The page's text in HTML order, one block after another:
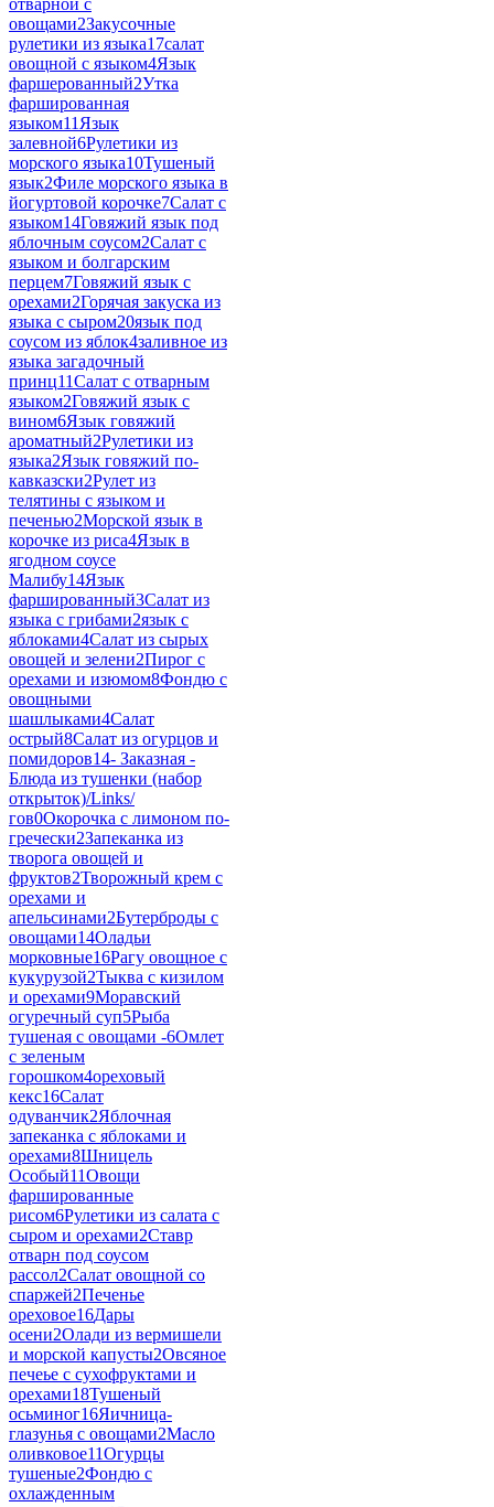
овощами2Закусочные
рулетики из языка17салат
овощной с языком4Язык
фаршерованный2Утка
фаршированная
языком11 Язык
залевной6Рулетики из
морского языка10Тушеный
язык2Филе морского языка в
йогуртовой корочке7Салат с
языком14Говяжий язык под
яблочным соусом2Салат с
языком и болгарским
перцем7Говяжий язык с
орехами2Горячая закуска из
языка с сыром20язык под
соусом из яблок4заливное из
языка загадочный
принц11Салат с отварным
языком2Говяжий язык с
вином6Язык говяжий
ароматный2Рулетики из
языка2Язык говяжий по-
кавказски2Рулет из
телятины с языком и
печенью2Морской язык в
корочке из риса4Язык в
ягодном соусе
Малибу14Язык
фаршированный3Салат из
языка с грибами2язык с
яблоками4Салат из сырых
овощей и зелени2Пирог с
орехами и изюмом8Фондю с
овощными
шашлыками4Салат
острый8Салат из огурцов и
помидоров14- Заказная -
Блюда из тушенки (набор
открыток)/Links/
гов0Окорочка с лимоном по-
гречески2Запеканка из
творога овощей и
фруктов2Творожный крем с
орехами и
апельсинами2Бутерброды с
овощами14Оладьи
морковные16Рагу овощное с
кукурузой2Тыква с кизилом
и орехами9Моравский
огуречный суп5Рыба
тушеная с овощами -6Омлет
с зеленым
горошком4ореховый
кекс16Салат
одуванчик2Яблочная
запеканка с яблоками и
орехами8Шницель
Особый11Овощи
фаршированные
рисом6Рулетики из салата с
сыром и орехами2Ставр
отварн под соусом
рассол2Салат овощной со
спаржей2Печенье
ореховое16Дары
осени2Олади из вермишели
и морской капусты2Овсяное
печеье с сухофруктами и
орехами18Тушеный
осьминог16Яичница-
глазунья с овощами2Масло
оливковое11Огурцы
тушеные2Фондю с
охлажденным